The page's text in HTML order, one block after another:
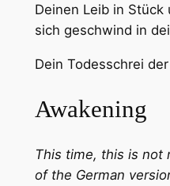
Deinen Leib in
sich geschwind in
Dein Todesschrei
Awakening
This time, this is not
of the German